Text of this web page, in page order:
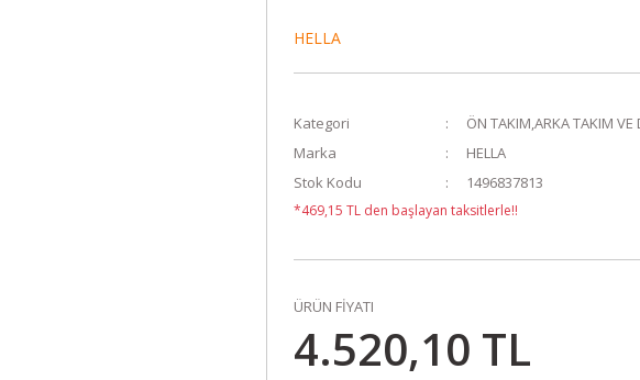
HELLA
Kategori ÖN TAKIM,ARKA TAKIM VE
Marka
HELLA
Stok Kodu
1496837813
*469,15 TL den başlayan taksitlerle!!
ÜRÜN FİYATI
4.520,10 TL